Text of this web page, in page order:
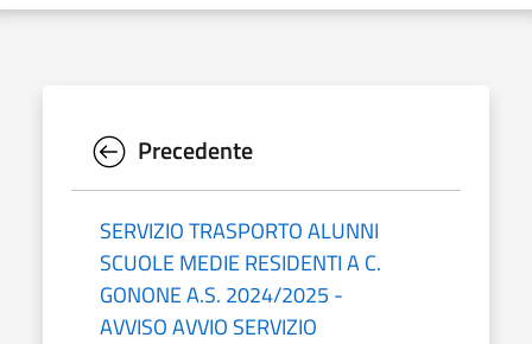
Precedente
SERVIZIO TRASPORTO ALUNNI
SCUOLE MEDIE RESIDENTI A C.
GONONE A.S. 2024/2025 -
AVVISO AVVIO SERVIZIO